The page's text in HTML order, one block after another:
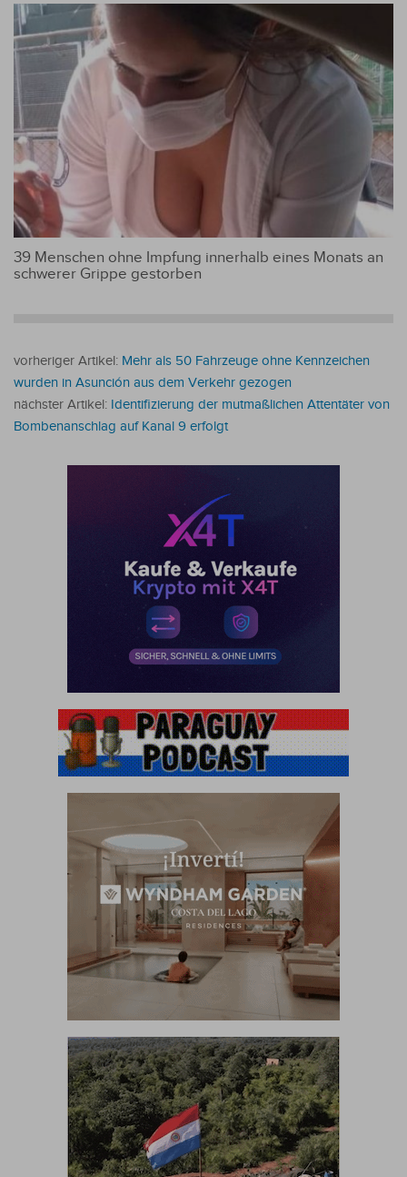
39 Menschen ohne Impfung innerhalb eines Monats an
schwerer Grippe gestorben
vorheriger Artikel: Mehr als 50 Fahrzeuge ohne Kennzeichen
wurden in Asunción aus dem Verkehr gezogen
nächster Artikel: Identifizierung der mutmaßlichen Attentäter von
Bombenanschlag auf Kanal 9 erfolgt